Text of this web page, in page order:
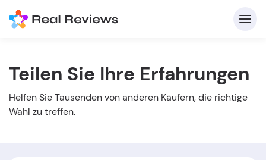
Teilen Sie Ihre Erfahrungen
Helfen Sie Tausenden von anderen Käufern, die richtige
Wahl zu treffen.